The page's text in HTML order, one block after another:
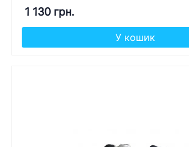
1 130 грн.
У кошик